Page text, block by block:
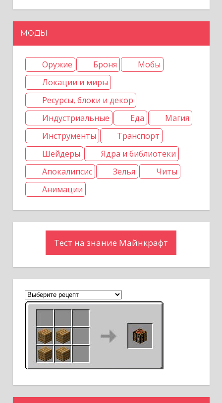
с
МОДЫ
Оружие Броня
Мобы
Локации и миры
Ресурсы, блоки и декор
Индустриальные
Еда
Магия
Инструменты
Транспорт
Шейдеры
Ядра и библиотеки
Апокалипсис
Зелья
Читы
Анимации
Тест на знание Майнкрафт